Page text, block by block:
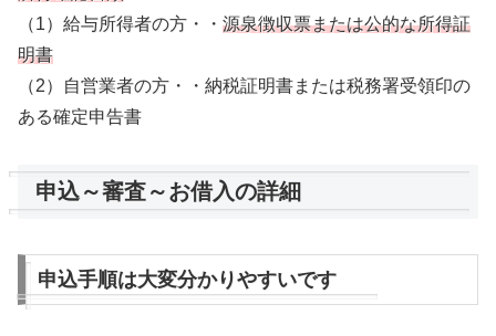
（1）給与所得者の方・・ 源泉徴収票または公的な所得証
明書
（2）自営業者の方・・納税証明書または税務署受領印の
ある確定申告書
申込～審査～お借入の詳細
申込手順は大変分かりやすいです